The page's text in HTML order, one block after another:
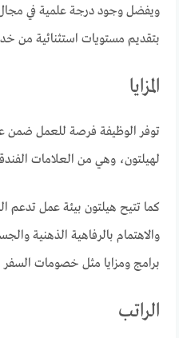
ويفضل وجود درجة علمية في
بتقديم مستويات استثنائية من
المزايا
توفر الوظيفة فرصة للعمل ضمن
لهيلتون، وهي من العلامات
كما تتيح هيلتون بيئة عمل تدعم
والاهتمام بالرفاهية الذهنية
برامج ومزايا مثل خصومات السفر
الراتب